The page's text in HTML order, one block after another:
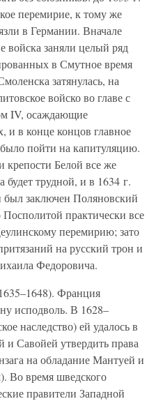
перемирие, к тому же
в Германии. Вначале
войска заняли целый ряд
в Смутное время
затянулась, на
войско во главе с
IV, осаждающие
и в конце концов главное
пойти на капитуляцию.
крепости Белой все же
будет трудной, и в 1634 г.
был заключен Поляновский
практически все
перемирию; зато
на русский трон и
Федоровича.
Франция
исподволь. В 1628–
наследство) ей удалось в
и Савойей утвердить права
на обладание Мантуей и
Во время шведского
правители Западной